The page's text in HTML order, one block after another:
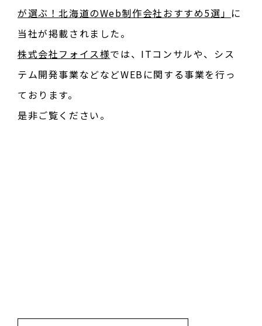
が選ぶ！北海道のWeb制作会社おすすめ5選」 に
当社が掲載されました。
株式会社フォイス様では、ITコンサルや、シス
テム開発事業などなどWEBに関する事業を行っ
ております。
是非ご覧ください。